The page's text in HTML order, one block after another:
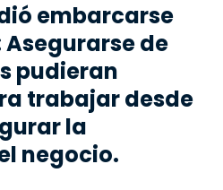
embarcarse
de
pudieran
trabajar desde
la
negocio.